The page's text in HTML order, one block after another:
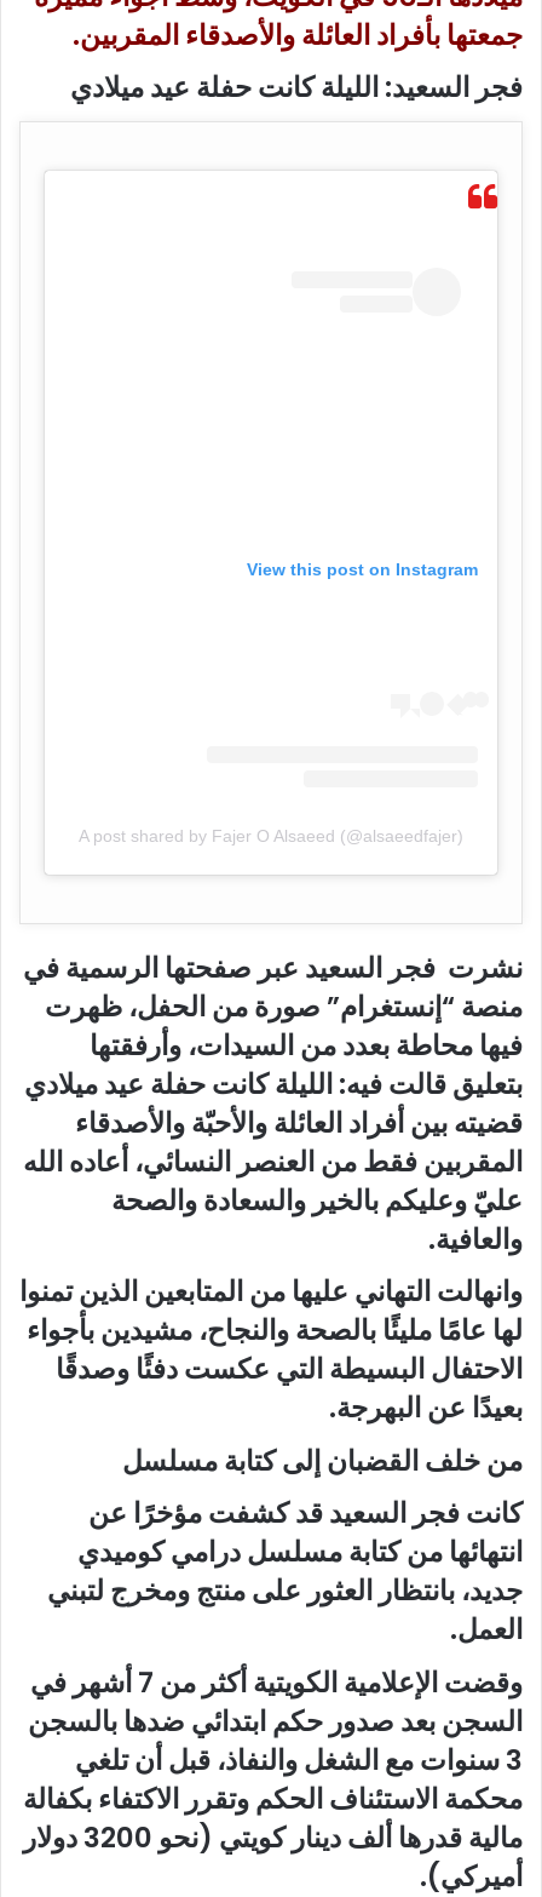
جمعتها بأفراد العائلة والأصدقاء المقربين.
فجر السعيد: الليلة كانت حفلة عيد ميلادي
View this post on Instagram
A post shared by Fajer O Alsaeed (@alsaeedfajer)
نشرت فجر السعيد عبر صفحتها الرسمية في
منصة “إنستغرام” صورة من الحفل، ظهرت
فيها محاطة بعدد من السيدات، وأرفقتها
بتعليق قالت فيه: الليلة كانت حفلة عيد ميلادي
قضيته بين أفراد العائلة والأحبّة والأصدقاء
المقربين فقط من العنصر النسائي، أعاده الله
عليّ وعليكم بالخير والسعادة والصحة
والعافية.
وانهالت التهاني عليها من المتابعين الذين تمنوا
لها عامًا مليئًا بالصحة والنجاح، مشيدين بأجواء
الاحتفال البسيطة التي عكست دفئًا وصدقًا
بعيدًا عن البهرجة.
من خلف القضبان إلى كتابة مسلسل
كانت فجر السعيد قد كشفت مؤخرًا عن
انتهائها من كتابة مسلسل درامي كوميدي
جديد، بانتظار العثور على منتج ومخرج لتبني
العمل.
وقضت الإعلامية الكويتية أكثر من 7 أشهر في
السجن بعد صدور حكم ابتدائي ضدها بالسجن
3 سنوات مع الشغل والنفاذ، قبل أن تلغي
محكمة الاستئناف الحكم وتقرر الاكتفاء بكفالة
مالية قدرها ألف دينار كويتي (نحو 3200 دولار
أميركي).